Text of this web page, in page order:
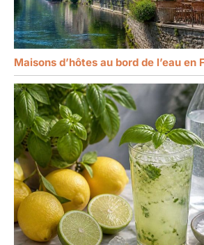
Maisons d’hôtes au bord de l’eau en